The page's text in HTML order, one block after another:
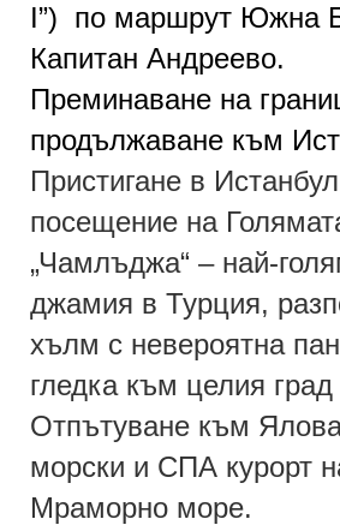
I”) по маршрут Южна
Капитан Андреево.
Преминаване на
продължаване към
Пристигане в
посещение на
„Чамлъджа“ – най-
джамия в Турция,
хълм с невероятна
гледка към целия
Отпътуване към
морски и СПА курорт
Мраморно море.